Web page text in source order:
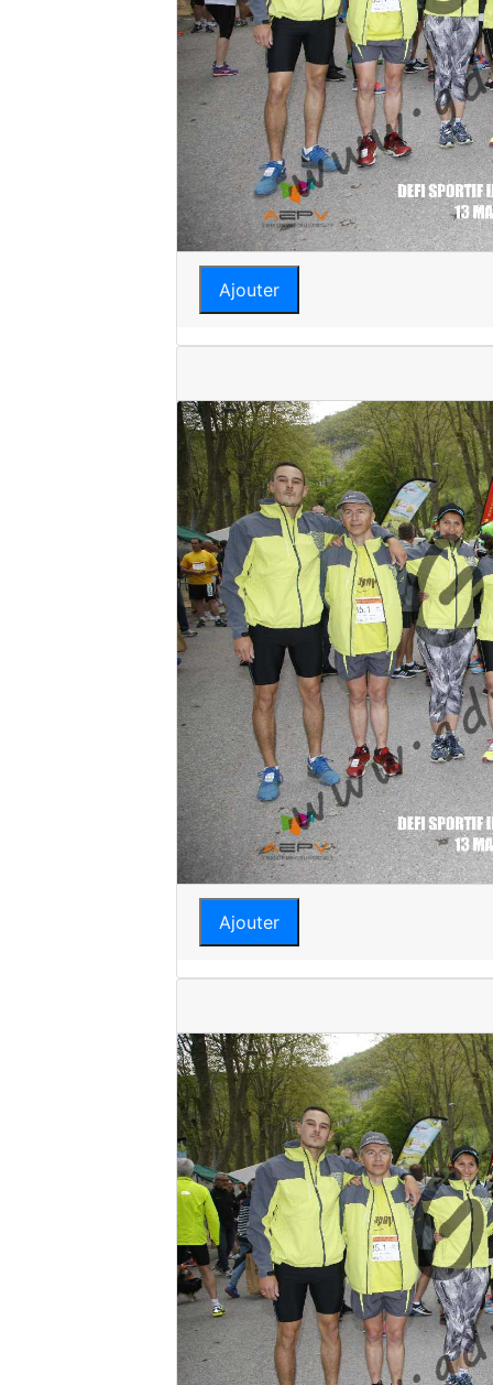
Ajouter
Ajouter